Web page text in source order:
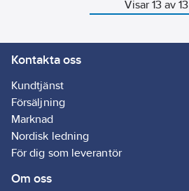
sedan enkelt
Visar 13 av 13
Kontakta oss
Kundtjänst
Försäljning
Marknad
Nordisk ledning
För dig som leverantör
Om oss